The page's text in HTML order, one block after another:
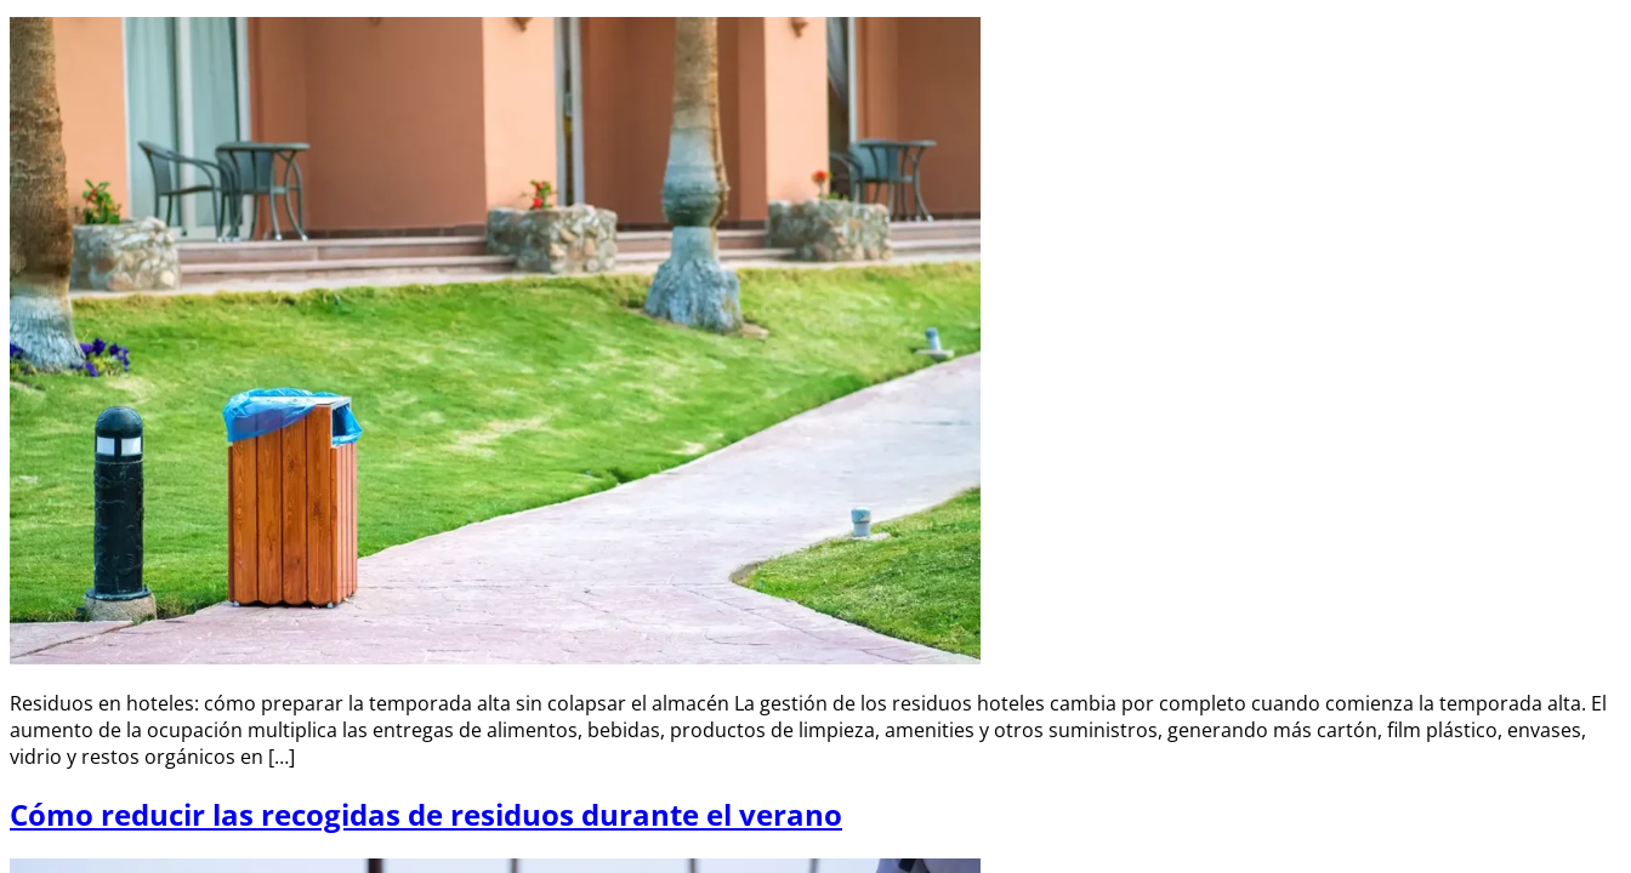
Residuos en hoteles: cómo preparar la temporada alta sin colapsar el almacén La gestión de los residuos hoteles cambia por completo cuando comienza la temporada alta. El
aumento de la ocupación multiplica las entregas de alimentos, bebidas, productos de limpieza, amenities y otros suministros, generando más cartón, film plástico, envases,
vidrio y restos orgánicos en […]
Cómo reducir las recogidas de residuos durante el verano